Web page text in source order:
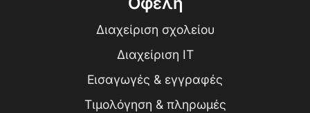
Διαχείριση σχολείου
Διαχείριση IT
Εισαγωγές & εγγραφές
Τιμολόγηση & πληρωμές